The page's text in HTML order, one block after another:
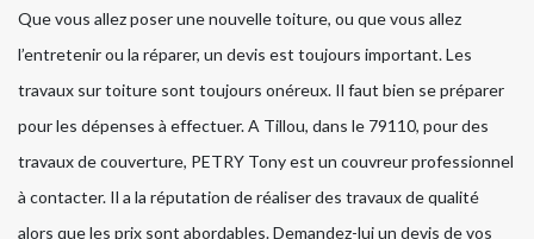
Que vous allez poser une nouvelle toiture, ou que vous allez
l’entretenir ou la réparer, un devis est toujours important. Les
travaux sur toiture sont toujours onéreux. Il faut bien se préparer
pour les dépenses à effectuer. A Tillou, dans le 79110, pour des
travaux de couverture, PETRY Tony est un couvreur professionnel
à contacter. Il a la réputation de réaliser des travaux de qualité
alors que les prix sont abordables. Demandez-lui un devis de vos